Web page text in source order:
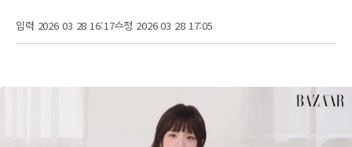
입력 2026 03 28 16:17수정 2026 03 28 17:05